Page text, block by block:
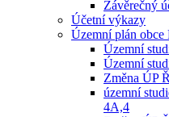
Závěrečný
Účetní výkazy
Územní plán obce
Územní
Územní
Změna ÚP
územní
4A,4